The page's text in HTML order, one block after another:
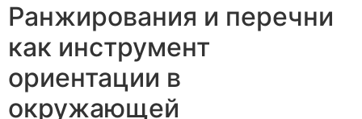
Ранжирования и перечни
как инструмент
ориентации в
окружающей